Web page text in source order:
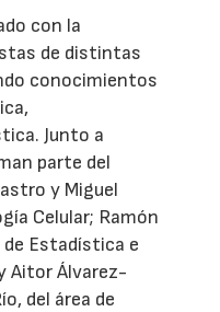
con la
de distintas
conocimientos
Junto a
parte del
y Miguel
Celular; Ramón
Estadística e
Aitor Álvarez-
del área de